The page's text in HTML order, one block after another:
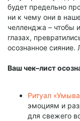
будет предельно
ни к чему они в
челленджа – чтобы
глазах,
осознанное сияние.
Ваш чек–лист
Ритуал
эмоциям и
для свежего